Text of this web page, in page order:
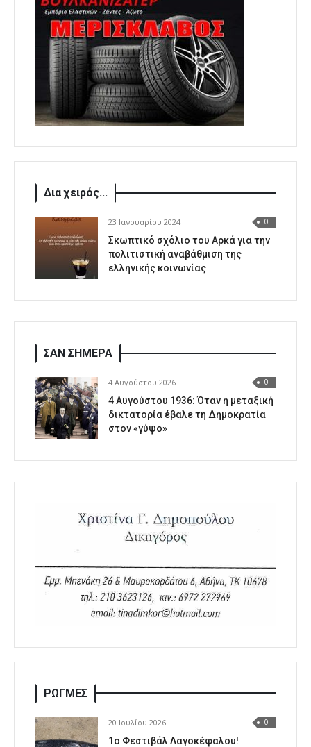
Δια χειρός...
23 Ιανουαρίου 2024 0
Σκωπτικό σχόλιο του Αρκά για την
πολιτιστική αναβάθμιση της
ελληνικής κοινωνίας
ΣΑΝ ΣΗΜΕΡΑ
4 Αυγούστου 2026 0
4 Αυγούστου 1936: Όταν η μεταξική
δικτατορία έβαλε τη Δημοκρατία
στον «γύψο»
ΡΩΓΜΕΣ
20 Ιουλίου 2026 0
1o Φεστιβάλ Λαγοκέφαλου!